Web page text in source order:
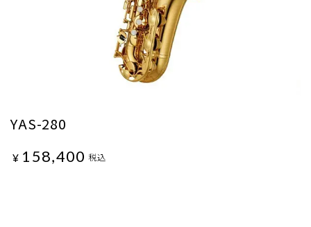
YAS-280
¥ 158,400 税込